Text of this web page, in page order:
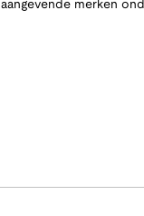
merken